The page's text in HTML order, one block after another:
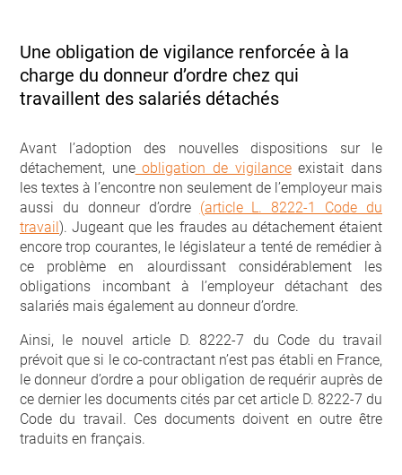
Une obligation de vigilance renforcée à la
charge du donneur d’ordre chez qui
travaillent des salariés détachés
Avant l’adoption des nouvelles dispositions sur le
détachement, uneobligation de vigilanceexistait dans
les textes à l’encontre non seulement de l’employeur mais
aussi du donneur d’ordre (article L. 8222-1 Code du
travail). Jugeant que les fraudes au détachement étaient
encore trop courantes, le législateur a tenté de remédier à
ce problème en alourdissant considérablement les
obligations incombant à l’employeur détachant des
salariés mais également au donneur d’ordre.
Ainsi, le nouvel article D. 8222-7 du Code du travail
prévoit que si le co-contractant n’est pas établi en France,
le donneur d’ordre a pour obligation de requérir auprès de
ce dernier les documents cités par cet article D. 8222-7 du
Code du travail. Ces documents doivent en outre être
traduits en français.